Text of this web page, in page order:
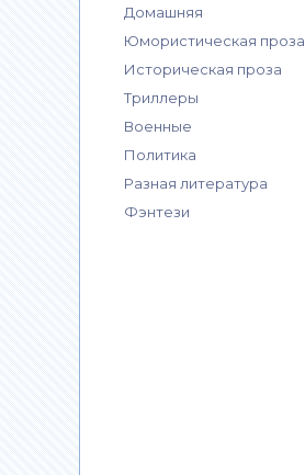
Домашняя
Юмористическая проза
Историческая проза
Триллеры
Военные
Политика
Разная литература
Фэнтези